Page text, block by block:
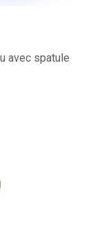
avec spatule